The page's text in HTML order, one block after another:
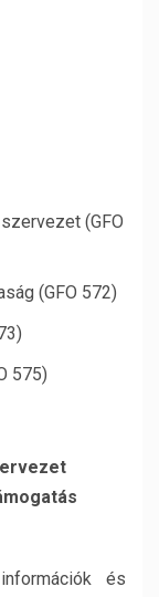
(GFO
(GFO 572)
575)
és